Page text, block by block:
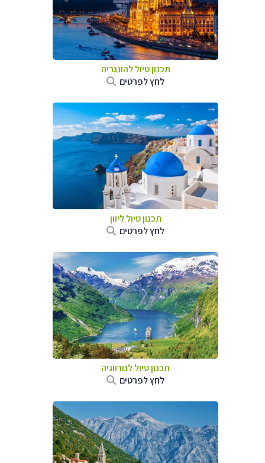
תכנון טיול להונגריה
לחץ לפרטים
תכנון טיול ליוון
לחץ לפרטים
תכנון טיול לנורווגיה
לחץ לפרטים